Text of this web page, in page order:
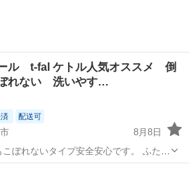
ル人気オススメ 倒
れない 洗いやす…
配送可
8月8日
ぼれないタイプ安全安心です。 ふたも
ります。